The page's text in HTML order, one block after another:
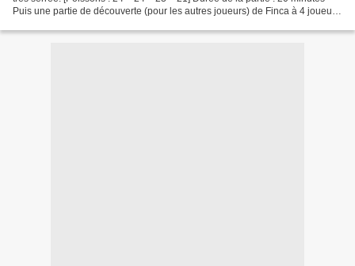
Puis une partie de découverte (pour les autres joueurs) de Finca à 4 joueurs